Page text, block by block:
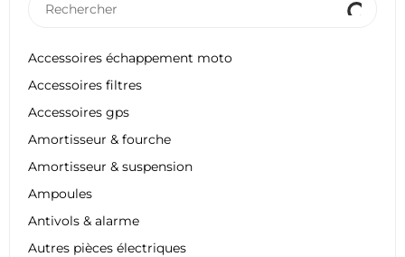
Accessoires échappement moto
Accessoires filtres
Accessoires gps
Amortisseur & fourche
Amortisseur & suspension
Ampoules
Antivols & alarme
Autres pièces électriques